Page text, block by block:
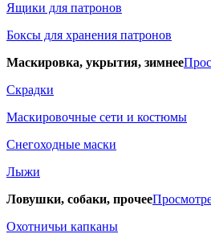
Ящики для патронов
Боксы для хранения патронов
Маскировка, укрытия, зимнее
Скрадки
Маскировочные сети и костюмы
Снегоходные маски
Лыжи
Ловушки, собаки, прочее
Охотничьи капканы